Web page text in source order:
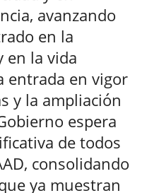
avanzando
en la
en la vida
entrada en vigor
y la ampliación
espera
de todos
consolidando
ya muestran